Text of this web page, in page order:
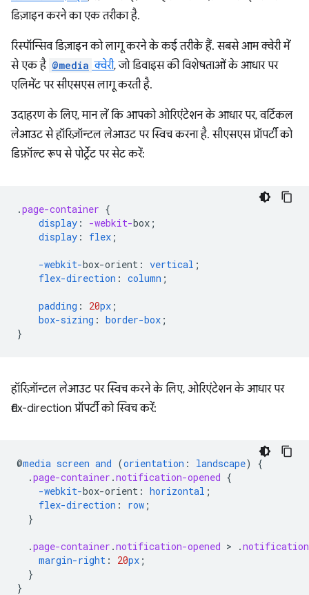
डिज़ाइन करने का एक तरीका है.
रिस्पॉन्सिव डिज़ाइन को लागू करने के कई तरीके हैं. सबसे आम क्वेरी में
से एक है @media क्वेरी, जो डिवाइस की विशेषताओं के आधार पर
एलिमेंट पर सीएसएस लागू करती है.
उदाहरण के लिए, मान लें कि आपको ओरिएंटेशन के आधार पर, वर्टिकल
लेआउट से हॉरिज़ॉन्टल लेआउट पर स्विच करना है. सीएसएस प्रॉपर्टी को
डिफ़ॉल्ट रूप से पोर्ट्रेट पर सेट करें:
.page-container {
display : -webkit-box ;
display : flex ;
-webkit-box-orient : vertical ;
flex-direction : column ;
padding : 20px ;
box-sizing : border-box ;
}
हॉरिज़ॉन्टल लेआउट पर स्विच करने के लिए, ओरिएंटेशन के आधार पर
flex-direction प्रॉपर्टी को स्विच करें:
@media screen and (orientation : landscape)
{
.page-container .notification-opened {
-webkit-box-orient : horizontal ;
flex-direction : row ;
}
.page-container .notification-opened > .
margin-right : 20px ;
}
}